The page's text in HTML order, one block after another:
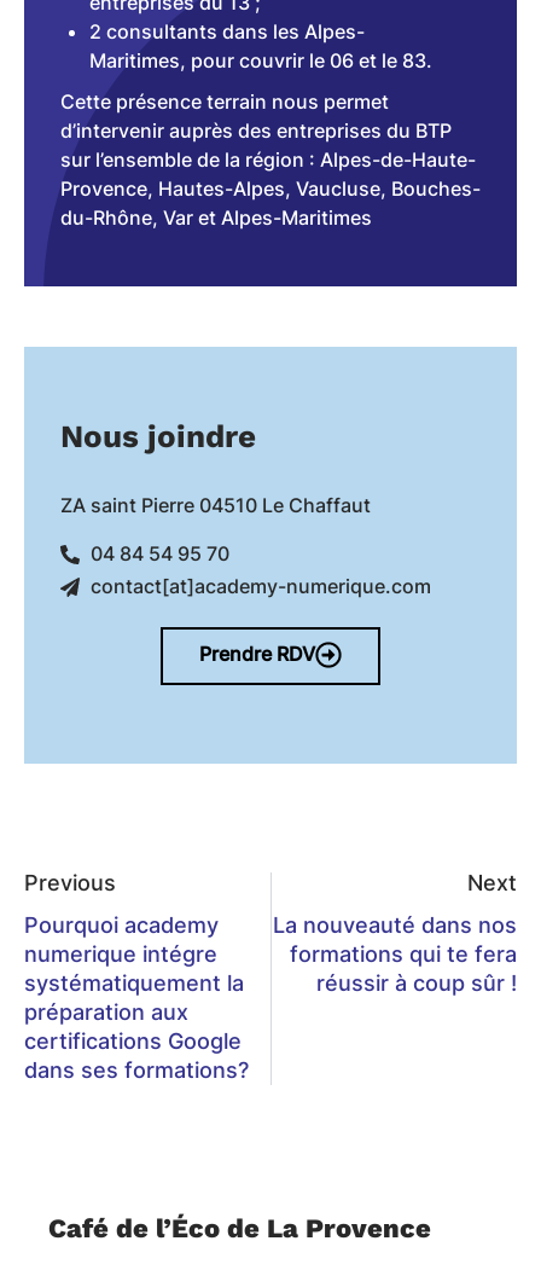
2 consultants dans les Alpes-
Maritimes, pour couvrir le 06 et le 83.
Cette présence terrain nous permet
d’intervenir auprès des entreprises du BTP
sur l’ensemble de la région : Alpes-de-Haute-
Provence, Hautes-Alpes, Vaucluse, Bouches-
du-Rhône, Var et Alpes-Maritimes
Nous joindre
ZA saint Pierre 04510 Le Chaffaut
04 84 54 95 70
contact[at]academy-numerique.com
Prendre RDV
Previous
Pourquoi academy
numerique intégre
systématiquement la
préparation aux
certifications Google
dans ses formations?
Next
La nouveauté dans nos
formations qui te fera
réussir à coup sûr !
Café de l’Éco de La Provence